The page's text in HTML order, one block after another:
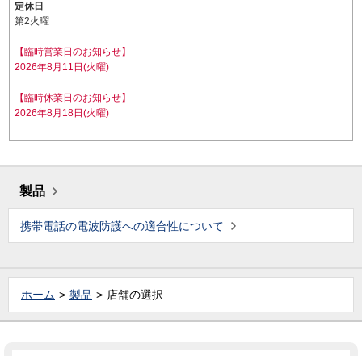
定休日
第2火曜
【臨時営業日のお知らせ】
2026年8月11日(火曜)
【臨時休業日のお知らせ】
2026年8月18日(火曜)
製品
携帯電話の電波防護への適合性について
ホーム 製品 店舗の選択